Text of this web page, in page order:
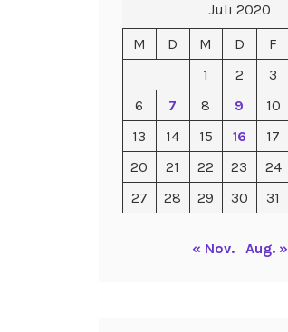
Juli 2020
M
D M D F
1
2 3
6
7 8 9 10
13
14 15 16 17
20
21 22 23 24
27
28 29 30 31
« Nov. Aug. »